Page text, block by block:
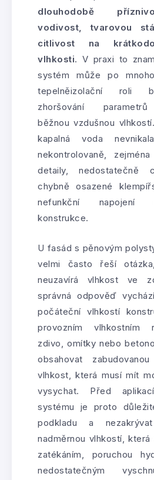
dlouhodobě
vodivost, tvarovou
citlivost na
vlhkosti. V praxi to
systém může po
tepelněizolační roli
zhoršování
běžnou vzdušnou
kapalná voda
nekontrolovaně,
detaily, nedostatečně
chybně osazené
nefunkční napojení
konstrukce.
U fasád s pěnovým
velmi často řeší
neuzavírá vlhkost ve
správná odpověď
počáteční vlhkostí
provozním vlhkostním
zdivo, omítky nebo
obsahovat
vlhkost, která musí mít
vysychat. Před
systému je proto
podkladu a
nadměrnou vlhkostí, která
zatékáním, poruchou
nedostatečným